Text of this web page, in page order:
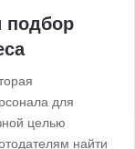
подбор
для
целью
найти